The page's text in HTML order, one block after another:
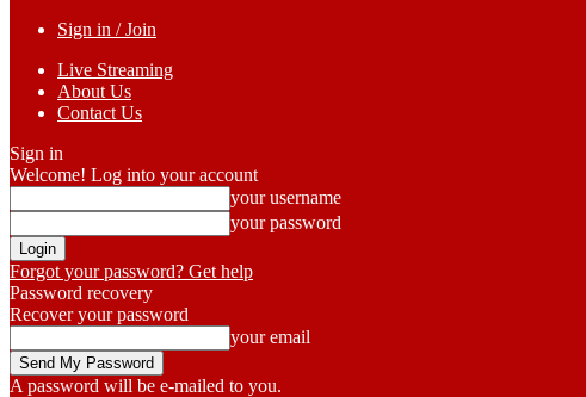
Sign in / Join
Live Streaming
About Us
Contact Us
Sign in
Welcome! Log into your account
your username
your password
Forgot your password? Get help
Password recovery
Recover your password
your email
A password will be e-mailed to you.